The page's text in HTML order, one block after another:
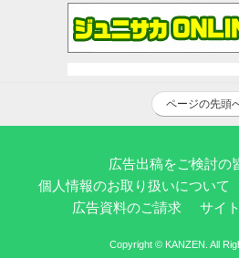
ページの先頭
広告出稿をご検討の
個人情報のお取り扱いについて
広告資料のご請求
サイ
Copyright © KANZEN. All